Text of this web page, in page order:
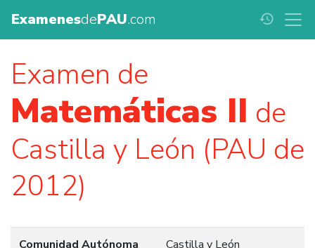
ExamenesdePAU.com history
Examen de
Matemáticas II de
Castilla y León (PAU de
2012)
Comunidad Autónoma Castilla y León